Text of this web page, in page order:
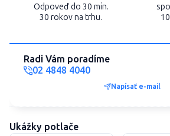
Odpoveď do 30 min.
30 rokov na trhu.
Radi Vám poradíme
02 4848 4040
Napísať e-mail
Ukážky potlače